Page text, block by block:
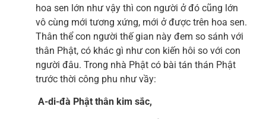
hoa sen lớn như vậy thì con người ở đó cũng lớn
vô cùng mới tương xứng, mới ở được trên hoa sen.
Thân thể con người thế gian này đem so sánh với
thân Phật, có khác gì như con kiến hôi so với con
người đâu. Trong nhà Phật có bài tán thán Phật
trước thời công phu như vầy:
A-di-đà Phật thân kim sắc,